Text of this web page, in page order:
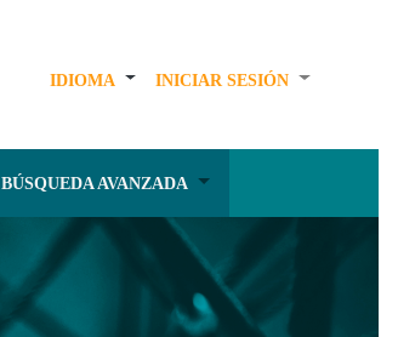
IDIOMA INICIAR SESIÓN
BÚSQUEDA AVANZADA